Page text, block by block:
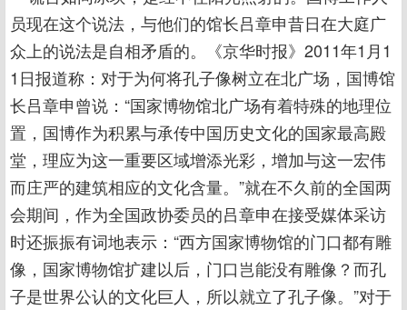
员现在这个说法，与他们的馆长吕章申昔日在大庭广
众上的说法是自相矛盾的。《京华时报》2011年1月1
1日报道称：对于为何将孔子像树立在北广场，国博馆
长吕章申曾说：“国家博物馆北广场有着特殊的地理位
置，国博作为积累与承传中国历史文化的国家最高殿
堂，理应为这一重要区域增添光彩，增加与这一宏伟
而庄严的建筑相应的文化含量。”就在不久前的全国两
会期间，作为全国政协委员的吕章申在接受媒体采访
时还振振有词地表示：“西方国家博物馆的门口都有雕
像，国家博物馆扩建以后，门口岂能没有雕像？而孔
子是世界公认的文化巨人，所以就立了孔子像。”对于